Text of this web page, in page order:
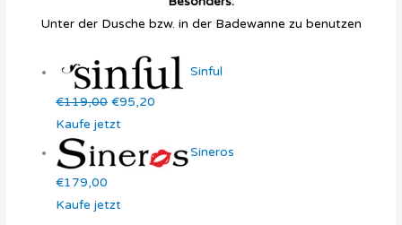
Unter der Dusche bzw. in der Badewanne zu benutzen
Sinful
€119,00 €95,20
Kaufe jetzt
Sineros
€179,00
Kaufe jetzt